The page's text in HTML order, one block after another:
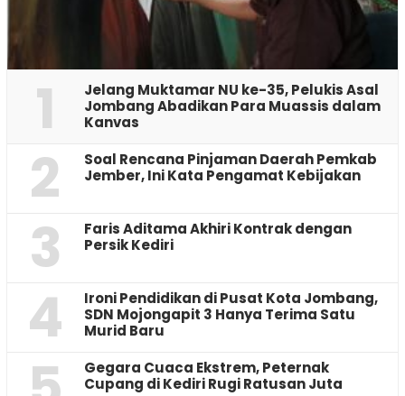
1
Jelang Muktamar NU ke-35, Pelukis Asal
Jombang Abadikan Para Muassis dalam
Kanvas
2
‎Soal Rencana Pinjaman Daerah Pemkab
Jember, Ini Kata Pengamat Kebijakan ‎
3
Faris Aditama Akhiri Kontrak dengan
Persik Kediri
4
Ironi Pendidikan di Pusat Kota Jombang,
SDN Mojongapit 3 Hanya Terima Satu
Murid Baru
‎Gegara Cuaca Ekstrem, Peternak
Cupang di Kediri Rugi Ratusan Juta